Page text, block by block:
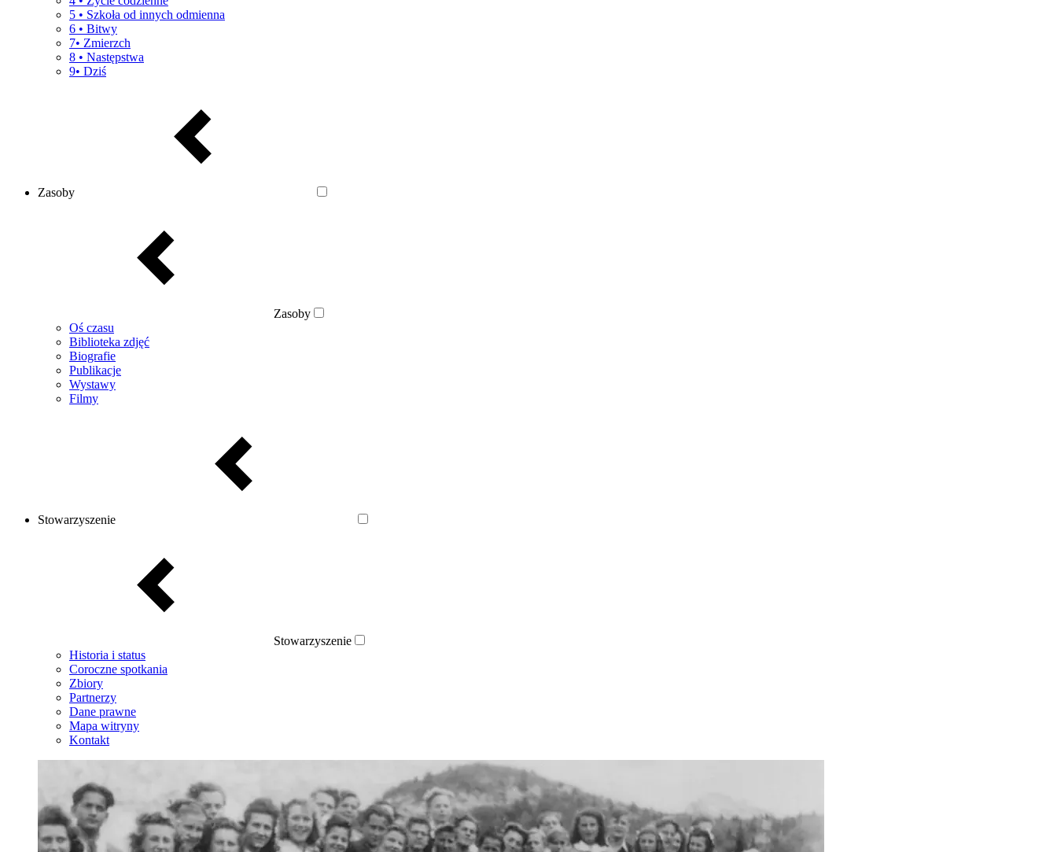
5 • Szkoła od innych odmienna
6 • Bitwy
7• Zmierzch
8 • Następstwa
9• Dziś
Zasoby
Zasoby
Oś czasu
Biblioteka zdjęć
Biografie
Publikacje
Wystawy
Filmy
Stowarzyszenie
Stowarzyszenie
Historia i status
Coroczne spotkania
Zbiory
Partnerzy
Dane prawne
Mapa witryny
Kontakt